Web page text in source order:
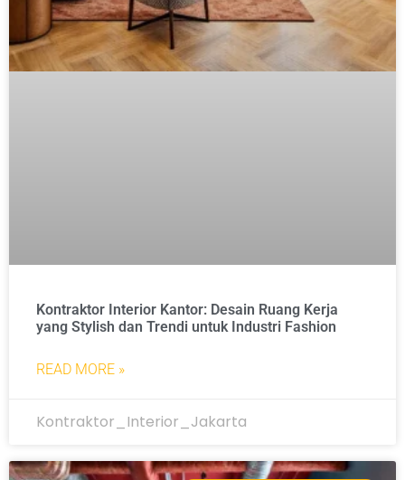
Kontraktor Interior Kantor: Desain Ruang Kerja
yang Stylish dan Trendi untuk Industri Fashion
READ MORE »
Kontraktor_Interior_Jakarta